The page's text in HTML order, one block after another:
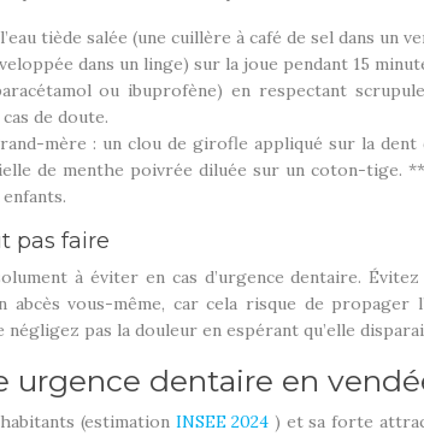
tiède salée (une cuillère à café de sel dans
dans un linge) sur la joue pendant 15
ou ibuprofène) en respectant
de doute.
mère : un clou de girofle appliqué sur la
de menthe poivrée diluée sur un coton-tige.
pas faire
à éviter en cas d’urgence dentaire.
abcès vous-même, car cela risque de
négligez pas la douleur en espérant qu’elle
urgence dentaire en
(estimation INSEE 2024 ) et sa forte